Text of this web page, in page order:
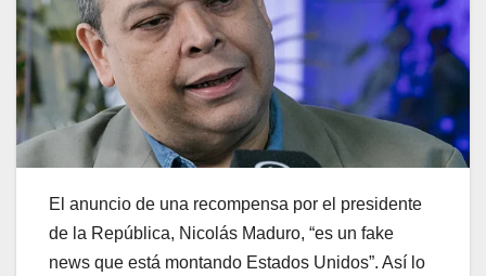
El anuncio de una recompensa por el presidente
de la República, Nicolás Maduro, “es un fake
news que está montando Estados Unidos”. Así lo